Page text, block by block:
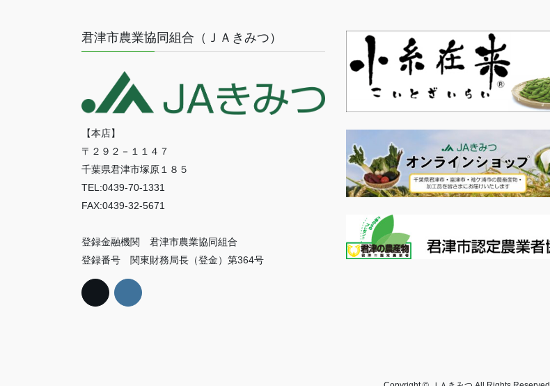
君津市農業協同組合（ＪＡきみつ）
【本店】
〒２９２－１１４７
千葉県君津市塚原１８５
TEL:0439-70-1331
FAX:0439-32-5671
登録金融機関 君津市農業協同組合
登録番号 関東財務局長（登金）第364号